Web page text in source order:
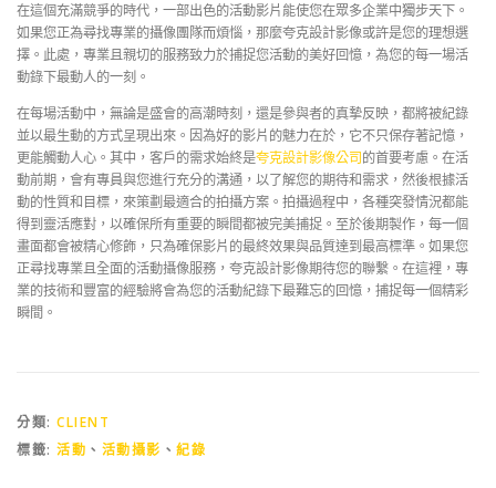
在這個充滿競爭的時代，一部出色的活動影片能使您在眾多企業中獨步天下。
如果您正為尋找專業的攝像團隊而煩惱，那麼夸克設計影像或許是您的理想選
擇。此處，專業且親切的服務致力於捕捉您活動的美好回憶，為您的每一場活
動錄下最動人的一刻。
在每場活動中，無論是盛會的高潮時刻，還是參與者的真摯反映，都將被紀錄
並以最生動的方式呈現出來。因為好的影片的魅力在於，它不只保存著記憶，
更能觸動人心。其中，客戶的需求始終是夸克設計影像公司的首要考慮。在活
動前期，會有專員與您進行充分的溝通，以了解您的期待和需求，然後根據活
動的性質和目標，來策劃最適合的拍攝方案。拍攝過程中，各種突發情況都能
得到靈活應對，以確保所有重要的瞬間都被完美捕捉。至於後期製作，每一個
畫面都會被精心修飾，只為確保影片的最終效果與品質達到最高標準。如果您
正尋找專業且全面的活動攝像服務，夸克設計影像期待您的聯繫。在這裡，專
業的技術和豐富的經驗將會為您的活動紀錄下最難忘的回憶，捕捉每一個精彩
瞬間。
分類: CLIENT
標籤: 活動 、 活動攝影 、 紀錄